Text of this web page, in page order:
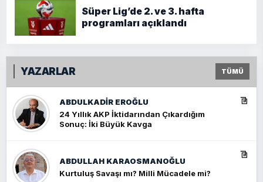
Süper Lig’de 2. ve 3. hafta
programları açıklandı
YAZARLAR TÜMÜ
ABDULKADIR EROĞLU
24 Yıllık AKP İktidarından Çıkardığım
Sonuç: İki Büyük Kavga
ABDULLAH KARAOSMANOĞLU
Kurtuluş Savaşı mı? Milli Mücadele mi?